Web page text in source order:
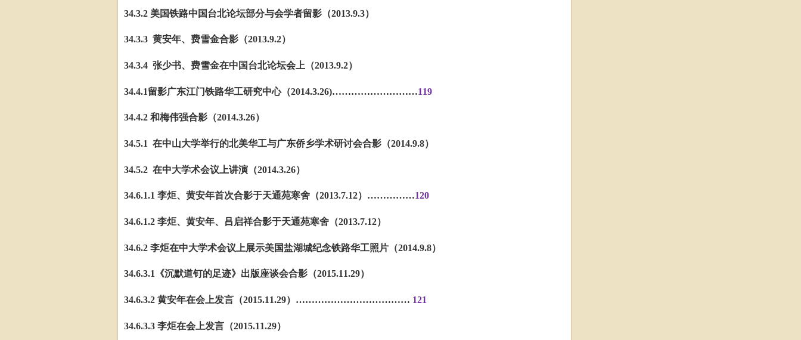
34.3.2 美国铁路中国台北论坛部分与会学者留影（2013.9.3）
34.3.3 黄安年、费雪金合影（2013.9.2）
34.3.4 张少书、费雪金在中国台北论坛会上（2013.9.2）
34.4.1留影广东江门铁路华工研究中心（2014.3.26)………………………119
34.4.2 和梅伟强合影（2014.3.26）
34.5.1 在中山大学举行的北美华工与广东侨乡学术研讨会合影（2014.9.8）
34.5.2 在中大学术会议上讲演（2014.3.26）
34.6.1.1 李炬、黄安年首次合影于天通苑寒舍（2013.7.12） ……………120
34.6.1.2 李炬、黄安年、吕启祥合影于天通苑寒舍（2013.7.12）
34.6.2 李炬在中大学术会议上展示美国盐湖城纪念铁路华工照片（2014.9.8）
34.6.3.1《沉默道钉的足迹》出版座谈会合影（2015.11.29）
34.6.3.2 黄安年在会上发言（2015.11.29） ……………………………… 121
34.6.3.3 李炬在会上发言（2015.11.29）